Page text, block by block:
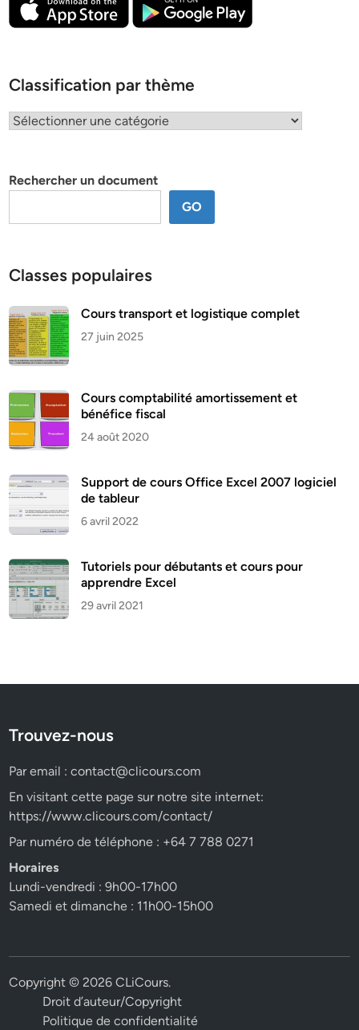
Classification par thème
Classification
Rechercher un document
GO
Classes populaires
Cours transport et logistique complet
27 juin 2025
Cours comptabilité amortissement et
bénéfice fiscal
24 août 2020
Support de cours Office Excel 2007 logiciel
de tableur
6 avril 2022
Tutoriels pour débutants et cours pour
apprendre Excel
29 avril 2021
Trouvez-nous
Par email :contact@clicours.com
En visitant cette page sur notre site internet:
https://www.clicours.com/contact/
Par numéro de téléphone : +64 7 788 0271
Horaires
Lundi-vendredi : 9h00-17h00
Samedi et dimanche : 11h00-15h00
Copyright © 2026CLiCours.
Droit d’auteur/Copyright
Politique de confidentialité